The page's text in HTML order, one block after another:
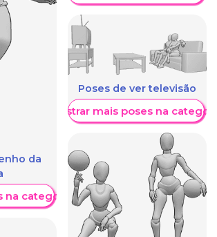
da
na categoria
Poses de ver televisão
Mostrar mais poses na